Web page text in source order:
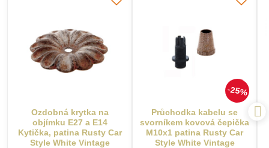
Ozdobná krytka na
objímku E27 a E14
Kytička, patina Rusty Car
Style White Vintage
25%
Průchodka kabelu se
svorníkem kovová čepička
M10x1 patina Rusty Car
Style White Vintage